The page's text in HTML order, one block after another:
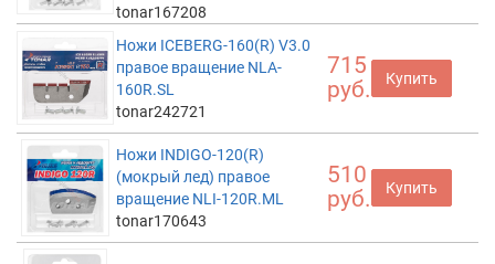
tonar167208
Ножи ICEBERG-160(R) V3.0
правое вращение NLA-
160R.SL
tonar242721
715
руб.
Купить
Ножи INDIGO-120(R)
(мокрый лед) правое
вращение NLI-120R.ML
tonar170643
510
руб.
Купить